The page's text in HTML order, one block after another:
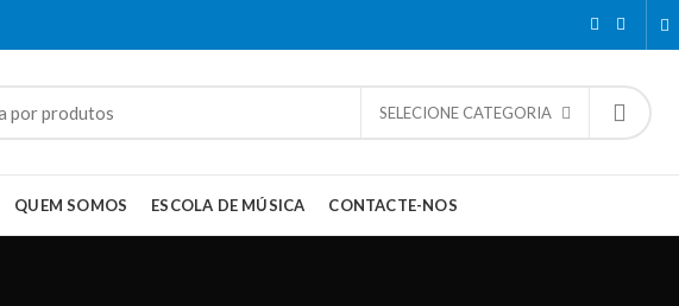
SELECIONE CATEGORIA
QUEM SOMOS ESCOLA DE MÚSICA CONTACTE-NOS